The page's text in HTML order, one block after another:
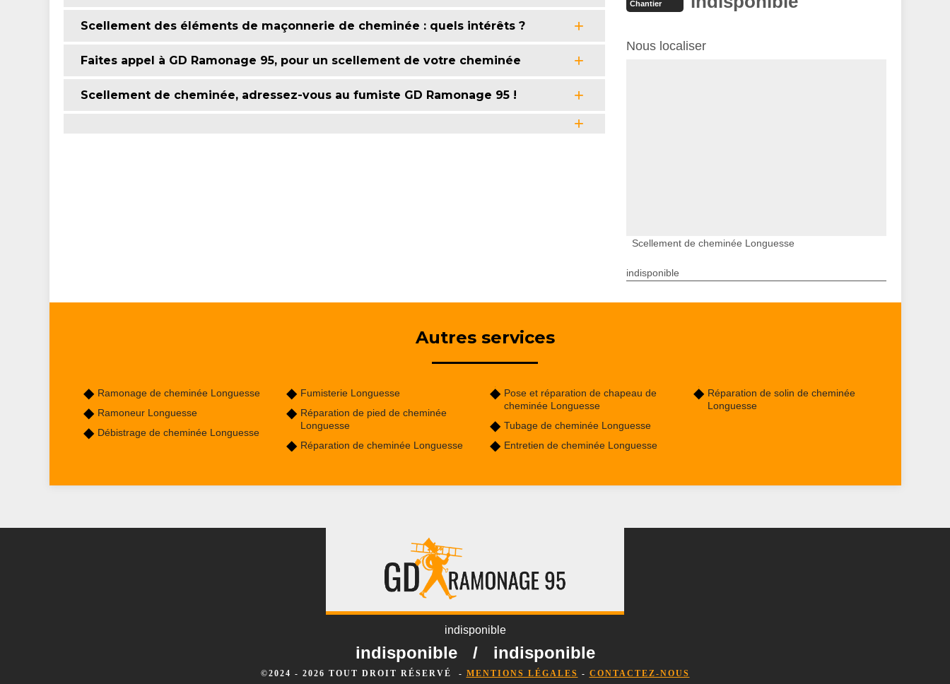
Scellement des éléments de maçonnerie de cheminée : quels intérêts ?
Faites appel à GD Ramonage 95, pour un scellement de votre cheminée
Scellement de cheminée, adressez-vous au fumiste GD Ramonage 95 !
Chantier
Nous localiser
Scellement de cheminée Longuesse
indisponible
Autres services
Ramonage de cheminée Longuesse
Ramoneur Longuesse
Débistrage de cheminée Longuesse
Fumisterie Longuesse
Réparation de pied de cheminée
Longuesse
Réparation de cheminée Longuesse
Pose et réparation de chapeau de
cheminée Longuesse
Tubage de cheminée Longuesse
Entretien de cheminée Longuesse
Réparation de solin de cheminée
Longuesse
indisponible
indisponible / indisponible
©2024 - 2026 TOUT DROIT RÉSERVÉ - MENTIONS LÉGALES - CONTACTEZ-NOUS